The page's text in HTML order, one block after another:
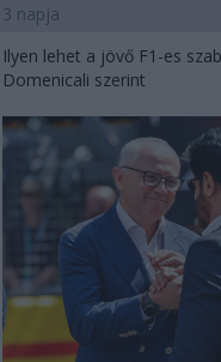
3 napja
Ilyen lehet a jövő F1-es
Domenicali szerint